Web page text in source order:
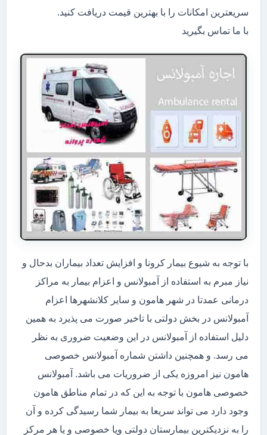
سریعترین امکانات را با بهترین قیمت دریافت کنید.
با ما تماس بگیرید
با توجه به شیوع بیمار کرونا و افزایش تعداد بیماران بدحال و
نیاز مبرم به استفاده از آمبولانس و اعزام بیمار به مراکز
درمانی عمدتا در شهر هامون و سایر کلانشهرها اعزام
آمبولانس در بخش دولتی با تاخیر صورت می پذیرد به همین
دلیل استفاده از آمبولانس در این وضعیت ضروری به نظر
می رسد. و همچنین داشتن شماره آمبولانس خصوصی
هامون نیز امروزه یکی از ضروریات می باشد. آمبولانس
خصوصی هامون با توجه به این که در تمام مناطق هامون
وجود دارد می تواند سریعا به بیمار شما رسیدگی کرده و آن
را به نزدیکترین بیمارستان دولتی ویا خصوصی و یا هر مرکز